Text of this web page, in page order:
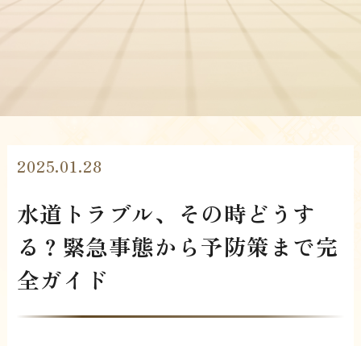
2025.01.28
水道トラブル、その時どうす
る？緊急事態から予防策まで完
全ガイド